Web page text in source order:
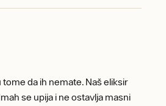
da ih nemate. Naš eliksir
se upija i ne ostavlja masni